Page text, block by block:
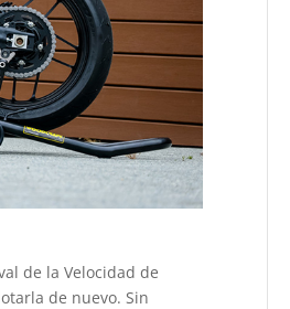
de la Velocidad de
de nuevo. Sin